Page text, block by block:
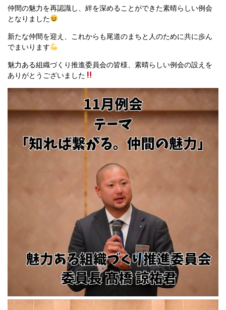
仲間の魅力を再認識し、絆を深めることができた素晴らしい例会
となりました
新たな仲間を迎え、これからも尾道のまちと人のために共に歩ん
でまいります
魅力ある組織づくり推進委員会の皆様、素晴らしい例会の設えを
ありがとうございました